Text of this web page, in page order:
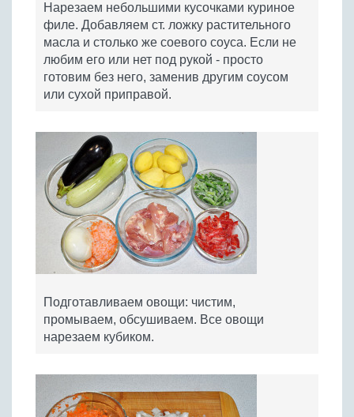
Нарезаем небольшими кусочками куриное
филе. Добавляем ст. ложку растительного
масла и столько же соевого соуса. Если не
любим его или нет под рукой - просто
готовим без него, заменив другим соусом
или сухой приправой.
Подготавливаем овощи: чистим,
промываем, обсушиваем. Все овощи
нарезаем кубиком.